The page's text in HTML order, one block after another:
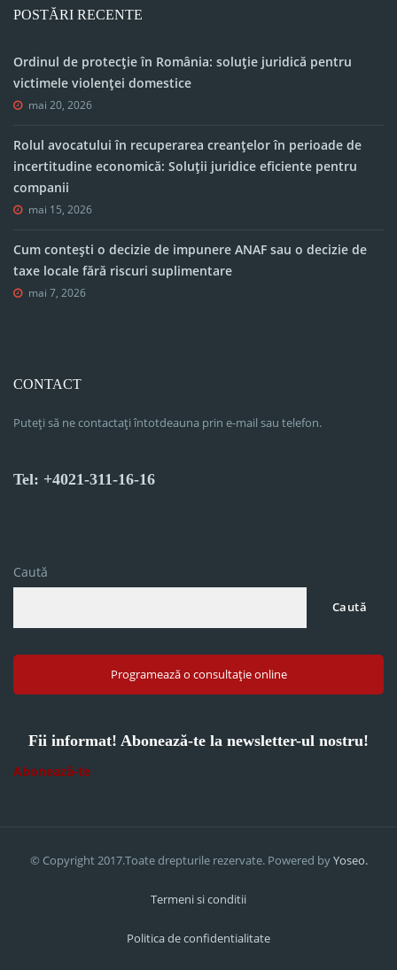
POSTĂRI RECENTE
Ordinul de protecție în România: soluție juridică pentru
victimele violenței domestice
mai 20, 2026
Rolul avocatului în recuperarea creanțelor în perioade de
incertitudine economică: Soluții juridice eficiente pentru
companii
mai 15, 2026
Cum contești o decizie de impunere ANAF sau o decizie de
taxe locale fără riscuri suplimentare
mai 7, 2026
CONTACT
Puteți să ne contactați întotdeauna prin e-mail sau telefon.
Tel: +4021-311-16-16
Caută
Caută
Programează o consultație online
Fii informat! Abonează-te la newsletter-ul nostru!
Abonează-te
© Copyright 2017.Toate drepturile rezervate. Powered byYoseo.
Termeni si conditii
Politica de confidentialitate